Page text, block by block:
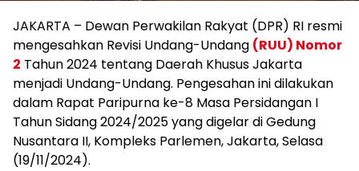
JAKARTA – Dewan Perwakilan Rakyat (DPR) RI resmi
mengesahkan Revisi Undang-Undang (RUU) Nomor
2 Tahun 2024 tentang Daerah Khusus Jakarta
menjadi Undang-Undang. Pengesahan ini dilakukan
dalam Rapat Paripurna ke-8 Masa Persidangan I
Tahun Sidang 2024/2025 yang digelar di Gedung
Nusantara II, Kompleks Parlemen, Jakarta, Selasa
(19/11/2024).